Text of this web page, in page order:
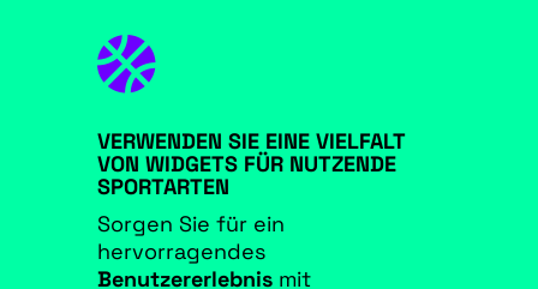

VERWENDEN SIE EINE VIELFALT
VON WIDGETS FÜR NUTZENDE
SPORTARTEN
Sorgen Sie für ein
hervorragendes
Benutzererlebnismit